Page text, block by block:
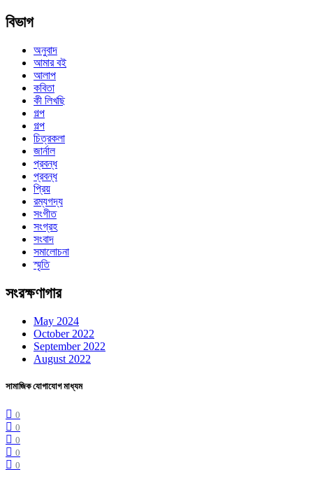
বিভাগ
অনুবাদ
আমার বই
আলাপ
কবিতা
কী লিখছি
গল্প
গল্প
চিত্রকলা
জার্নাল
প্রবন্ধ
প্রবন্ধ
প্রিয়
রম্যগদ্য
সংগীত
সংগ্রহ
সংবাদ
সমালোচনা
স্মৃতি
সংরক্ষণাগার
May 2024
October 2022
September 2022
August 2022
সামাজিক যোগাযোগ মাধ্যম
0
0
0
0
0